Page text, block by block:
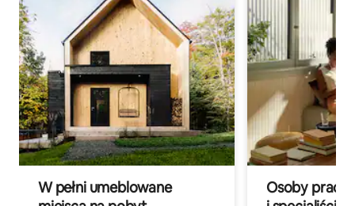
W pełni umeblowane
Osoby